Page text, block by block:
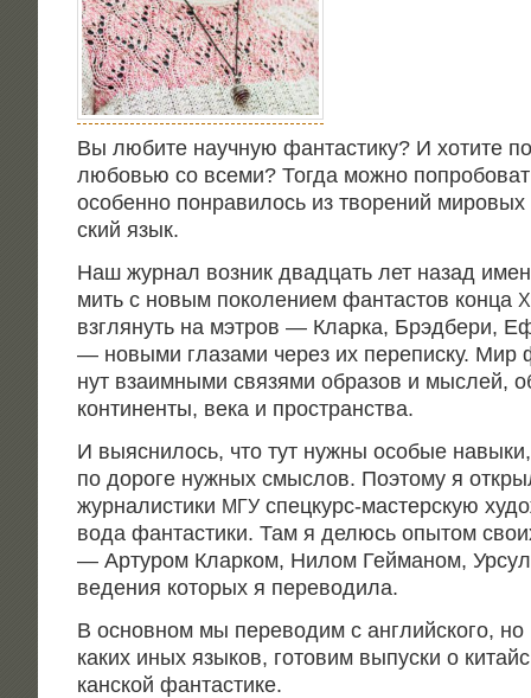
Вы люби­те науч­ную фан­та­сти­ку? И хоти­те
любо­вью со все­ми? Тогда мож­но
осо­бен­но понра­ви­лось из тво­ре­ний
ский язык.
Наш жур­нал воз­ник два­дцать лет назад
мить с новым поко­ле­ни­ем фан­та­стов кон­ца
взгля­нуть на мэтров — Клар­ка, Брэд­бе­ри,
— новы­ми гла­за­ми через их пере­пис­ку. Мир
нут вза­им­ны­ми свя­зя­ми обра­зов и мыс­лей,
кон­ти­нен­ты, века и пространства.
И выяс­ни­лось, что тут нуж­ны осо­бые
по доро­ге нуж­ных смыс­лов. Поэто­му я
жур­на­ли­сти­ки МГУспец­курс-мастер­скую
во­да фан­та­сти­ки. Там я делюсь опы­том
— Арту­ром Клар­ком, Нилом Гей­ма­ном,
ве­де­ния кото­рых я переводила.
В основ­ном мы пере­во­дим с англий­ско­го,
каких иных язы­ков, гото­вим выпус­ки о
кан­ской фантастике.